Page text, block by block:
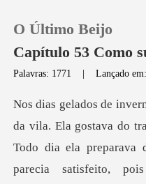
Loja
O Último Beijo
Capítulo 53 Como
Palavras: 1771 |Lançado
o dia ela preparava
parecia satisfeito,